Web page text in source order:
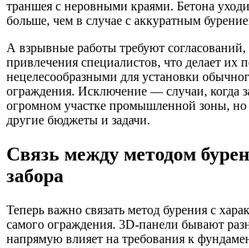
траншея с неровными краями. Бетона
больше, чем в случае с аккуратным
А взрывные работы требуют
привлечения специалистов, что делает их
нецелесообразными для установки
ограждения. Исключение — случаи, когда
огромном участке промышленной зоны, но
другие бюджеты и задачи.
Связь между методом
забора
Теперь важно связать метод бурения с
самого ограждения. 3D-панели бывают
напрямую влияет на требования к